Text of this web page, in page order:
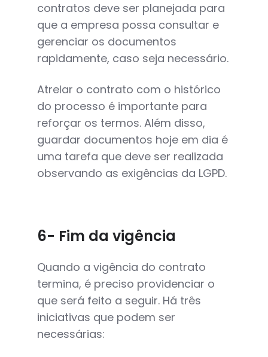
contratos deve ser planejada para
que a empresa possa consultar e
gerenciar os documentos
rapidamente, caso seja necessário.
Atrelar o contrato com o histórico
do processo é importante para
reforçar os termos. Além disso,
guardar documentos hoje em dia é
uma tarefa que deve ser realizada
observando as exigências da LGPD.
6- Fim da vigência
Quando a vigência do contrato
termina, é preciso providenciar o
que será feito a seguir. Há três
iniciativas que podem ser
necessárias: